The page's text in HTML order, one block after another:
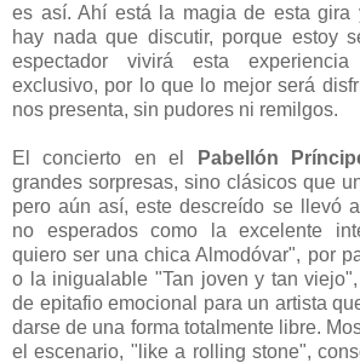
es así. Ahí está la magia de esta gira
hay nada que discutir, porque estoy
espectador vivirá esta
exclusivo, por lo que lo mejor será
nos presenta, sin pudores ni remilgos.
El concierto en el Pabellón
grandes sorpresas, sino clásicos que
pero aún así, este descreído se llevó
no esperados como la excelente
quiero ser una chica Almodóvar", por
o la inigualable "Tan joven y tan
de epitafio emocional para un artista
darse de una forma totalmente libre.
el escenario, "like a rolling stone",